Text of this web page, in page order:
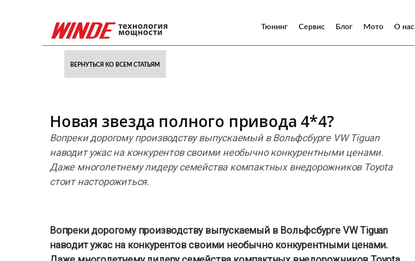
Тюнинг Сервис Блог Мото О нас
ВЕРНУТЬСЯ КО ВСЕМ СТАТЬЯМ
Новая звезда полного привода 4*4?
Вопреки дорогому производству выпускаемый в Вольфсбурге VW Tiguan
наводит ужас на конкурентов своими необычно конкурентными ценами.
Даже многолетнему лидеру семейства компактных внедорожников Toyota
стоит насторожиться.
Вопреки дорогому производству выпускаемый в Вольфсбурге VW Tiguan
наводит ужас на конкурентов своими необычно конкурентными ценами.